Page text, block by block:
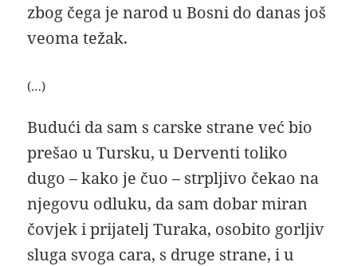
zbog čega je narod u Bosni do danas još
veoma težak.
(…)
Budući da sam s carske strane već bio
prešao u Tursku, u Derventi toliko
dugo – kako je čuo – strpljivo čekao na
njegovu odluku, da sam dobar miran
čovjek i prijatelj Turaka, osobito gorljiv
sluga svoga cara, s druge strane, i u